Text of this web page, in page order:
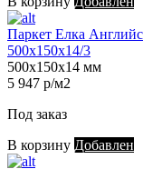
Паркет Елка
500х150х14/3
500х150х14 мм
5 947 р/м2
Под заказ
В корзину Добавлен